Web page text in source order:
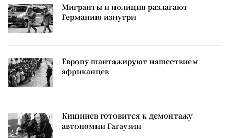
Мигранты и полиция разлагают
Германию изнутри
Европу шантажируют нашествием
африканцев
Кишинев готовится к демонтажу
автономии Гагаузии